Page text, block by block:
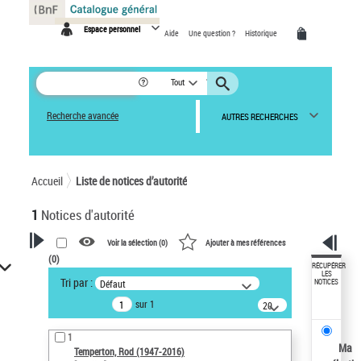
Espace personnel Aide Une question ? Historique
Tout
Recherche avancée AUTRES RECHERCHES
Accueil Liste de notices d’autorité
1 Notices d'autorité
VOTRE RECHERCHE
Recherche avancée dans les
notices d’autorité
Œuvres liées à l'auteur :
Temperton, Rod (1947-2016)
Voir la sélection (0) Ajouter à mes références
(0)
Tri par : Défaut
sur 1
20
résultats/page
1
Temperton, Rod (1947-2016)
RÉCUPÉRER
LES
NOTICES
Ma
Panneau de gestion des cookies